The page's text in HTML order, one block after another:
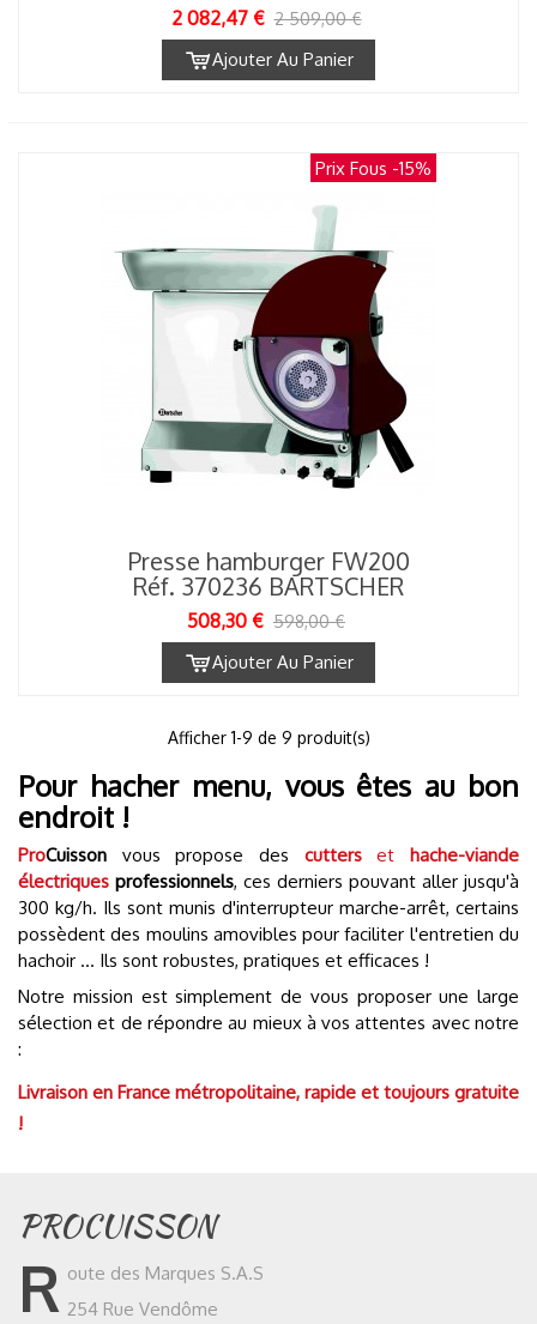
2 082,47 € 2 509,00 €
Ajouter Au Panier
Prix Fous -15%
Presse hamburger FW200
Réf. 370236 BARTSCHER
508,30 € 598,00 €
Ajouter Au Panier
Afficher 1-9 de 9 produit(s)
Pour hacher menu, vous êtes au bon
endroit !
ProCuisson vous propose des cutterset hache-viande
électriques professionnels, ces derniers pouvant aller jusqu'à
300 kg/h. Ils sont munis d'interrupteur marche-arrêt, certains
possèdent des moulins amovibles pour faciliter l'entretien du
hachoir ... Ils sont robustes, pratiques et efficaces !
Notre mission est simplement de vous proposer une large
sélection et de répondre au mieux à vos attentes avec notre
:
Livraison en France métropolitaine, rapide et toujours gratuite
!
PROCUISSON
R oute des Marques S.A.S
254 Rue Vendôme